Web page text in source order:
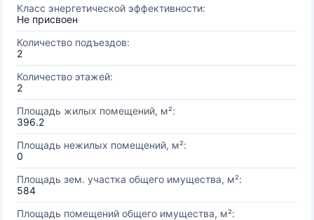
Класс энергетической эффективности:
Не присвоен
Количество подъездов:
2
Количество этажей:
2
Площадь жилых помещений, м²:
396.2
Площадь нежилых помещений, м²:
0
Площадь зем. участка общего имущества, м²:
584
Площадь помещений общего имущества, м²: